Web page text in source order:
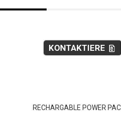
KONTAKTIERE file_present
RECHARGABLE POWER